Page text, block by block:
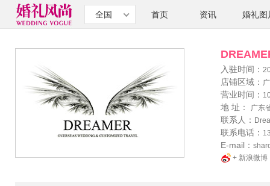
首页 资讯 婚礼图
全国
入驻时间：
店铺区域：
营业时间：
地 址： 广东
联系人：
联系电话：
E-mail：
+ 新浪微博